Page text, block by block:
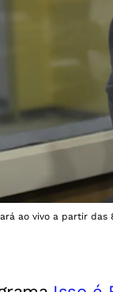
ao vivo a partir das